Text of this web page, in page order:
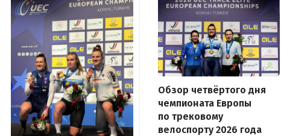
Обзор четвёртого дня
чемпионата Европы
по трековому
велоспорту 2026 года